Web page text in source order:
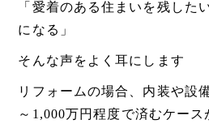
「愛着のある住まいを残した
になる」
そんな声をよく耳にします
リフォームの場合、内装や設
～1,000万円程度で済むケース